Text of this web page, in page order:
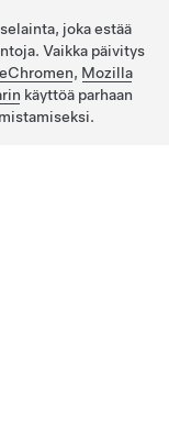
joka estää
Vaikka päivitys
, Mozilla
käyttöä parhaan